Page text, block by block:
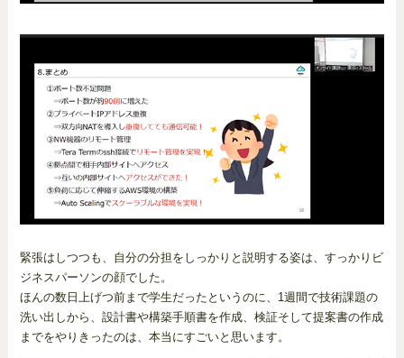
緊張はしつつも、自分の分担をしっかりと説明する姿は、すっかりビ
ジネスパーソンの顔でした。
ほんの数日上げつ前まで学生だったというのに、1週間で技術課題の
洗い出しから、設計書や構築手順書を作成、検証そして提案書の作成
までをやりきったのは、本当にすごいと思います。